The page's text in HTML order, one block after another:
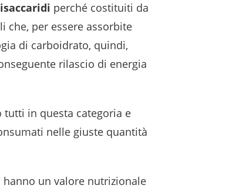
perché costituiti da
che, per essere assorbite
di carboidrato, quindi,
rilascio di energia
tutti in questa categoria e
nelle giuste quantità
un valore nutrizionale